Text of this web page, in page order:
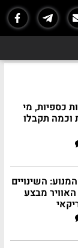
כספיות, מי
וכמה תקבלו
השינויים
מבצע